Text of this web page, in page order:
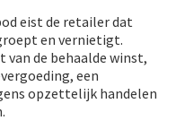
eist de retailer dat
en vernietigt.
van de behaalde winst,
een
opzettelijk handelen